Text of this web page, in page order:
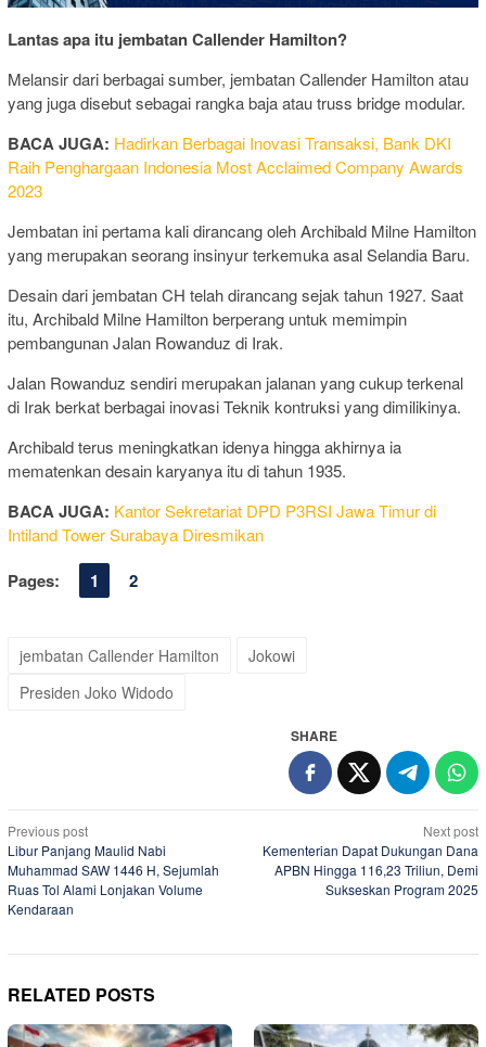
Lantas apa itu jembatan Callender Hamilton?
Melansir dari berbagai sumber, jembatan Callender Hamilton atau
yang juga disebut sebagai rangka baja atau truss bridge modular.
BACA JUGA: Hadirkan Berbagai Inovasi Transaksi, Bank DKI
Raih Penghargaan Indonesia Most Acclaimed Company Awards
2023
Jembatan ini pertama kali dirancang oleh Archibald Milne Hamilton
yang merupakan seorang insinyur terkemuka asal Selandia Baru.
Desain dari jembatan CH telah dirancang sejak tahun 1927. Saat
itu, Archibald Milne Hamilton berperang untuk memimpin
pembangunan Jalan Rowanduz di Irak.
Jalan Rowanduz sendiri merupakan jalanan yang cukup terkenal
di Irak berkat berbagai inovasi Teknik kontruksi yang dimilikinya.
Archibald terus meningkatkan idenya hingga akhirnya ia
mematenkan desain karyanya itu di tahun 1935.
BACA JUGA: Kantor Sekretariat DPD P3RSI Jawa Timur di
Intiland Tower Surabaya Diresmikan
Pages: 1 2
jembatan Callender Hamilton
Jokowi
Presiden Joko Widodo
SHARE
Post
navigation
Previous post
Libur Panjang Maulid Nabi
Muhammad SAW 1446 H, Sejumlah
Ruas Tol Alami Lonjakan Volume
Kendaraan
Next post
Kementerian Dapat Dukungan Dana
APBN Hingga 116,23 Triliun, Demi
Sukseskan Program 2025
RELATED POSTS